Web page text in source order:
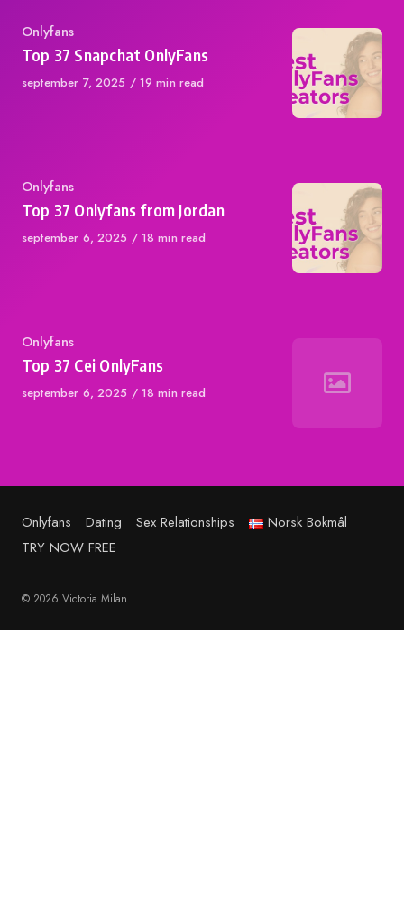
Category
Onlyfans
Top 37 Snapchat OnlyFans
Published
september 7, 2025 19 min read
Category
Onlyfans
Top 37 Onlyfans from Jordan
Published
september 6, 2025 18 min read
Category
Onlyfans
Top 37 Cei OnlyFans
Published
september 6, 2025 18 min read
Onlyfans Dating Sex Relationships
Norsk Bokmål
TRY NOW FREE
© 2026 Victoria Milan